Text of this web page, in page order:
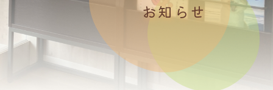
お知らせ